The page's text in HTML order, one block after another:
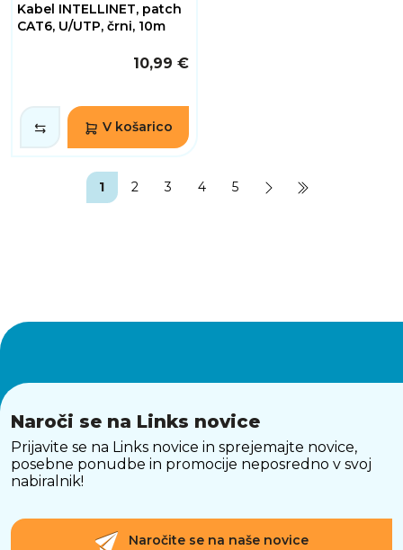
Kabel INTELLINET, patch
CAT6, U/UTP, črni, 10m
10,99 €
V košarico
1 2 3 4 5
Naroči se na Links novice
Prijavite se na Links novice in sprejemajte novice,
posebne ponudbe in promocije neposredno v svoj
nabiralnik!
Naročite se na naše novice